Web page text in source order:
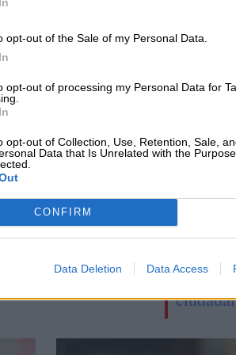
opt-out of the Sale of my Personal Data.
opt-out of processing my Personal Data for
opt-out of Collection, Use, Retention, Sale,
Data that Is Unrelated with the
CONFIRM
Data Deletion Data Access
llama a Sánchez
su apoyo
de Ucrania
estrena